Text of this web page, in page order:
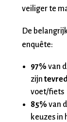
veiliger te
De
enquête:
97% van
zijn
voet/fiets
85% van
keuzes in